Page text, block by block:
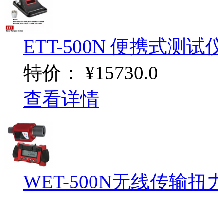
ETT-500N 便携式测试
特价：
¥15730.0
查看详情
WET-500N无线传输扭